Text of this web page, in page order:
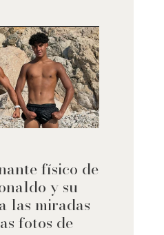
físico de
y su
las miradas
fotos de